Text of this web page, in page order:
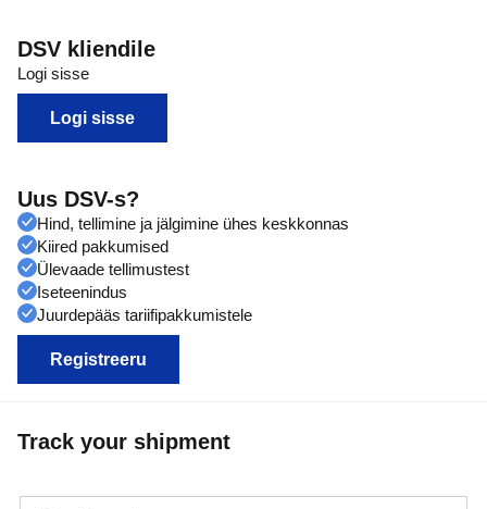
DSV kliendile
Logi sisse
Logi sisse
Uus DSV-s?
Hind, tellimine ja jälgimine ühes keskkonnas
Kiired pakkumised
Ülevaade tellimustest
Iseteenindus
Juurdepääs tariifipakkumistele
Registreeru
Track your shipment